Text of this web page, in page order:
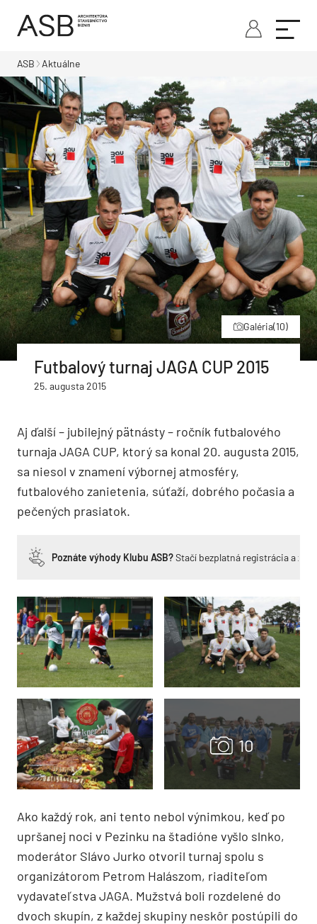
ASB Aktuálne
Galéria(10)
Futbalový turnaj JAGA CUP 2015
25. augusta 2015
Aj ďalší – jubilejný pätnásty – ročník futbalového
turnaja JAGA CUP, ktorý sa konal 20. augusta 2015,
sa niesol v znamení výbornej atmosféry,
futbalového zanietenia, súťaží, dobrého počasia a
pečených prasiatok.
Poznáte výhody Klubu ASB?Stačí bezplatná registrácia a
Ako každý rok, ani tento nebol výnimkou, keď po
upršanej noci v Pezinku na štadióne vyšlo slnko,
moderátor Slávo Jurko otvoril turnaj spolu s
organizátorom Petrom Halászom, riaditeľom
vydavateľstva JAGA. Mužstvá boli rozdelené do
dvoch skupín, z každej skupiny neskôr postúpili do